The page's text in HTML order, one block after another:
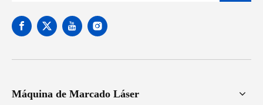
Máquina de Marcado Láser